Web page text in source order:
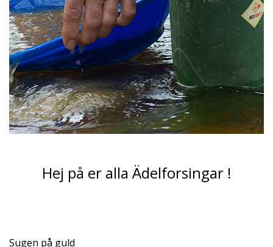
Hej på er alla Ädelforsingar !
Sugen på guld